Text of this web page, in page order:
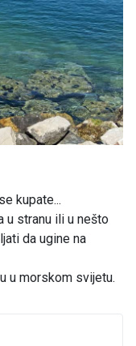
kupate...
u stranu ili u nešto
da ugine na
u morskom svijetu.